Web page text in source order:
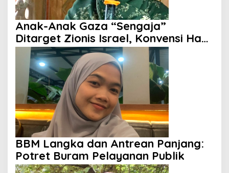
Anak-Anak Gaza “Sengaja”
Ditarget Zionis Israel, Konvensi Hak
Anak Tak Berdaya
BBM Langka dan Antrean Panjang:
Potret Buram Pelayanan Publik